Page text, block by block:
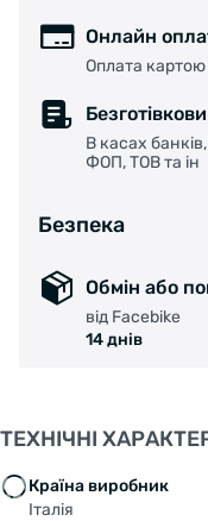
Онлайн
Оплата картою
В касах
ФОП, ТОВ та ін
Безпека
Обмін або
від Facebike
14 днів
ТЕХНІЧНІ
Країна виробник
Італія